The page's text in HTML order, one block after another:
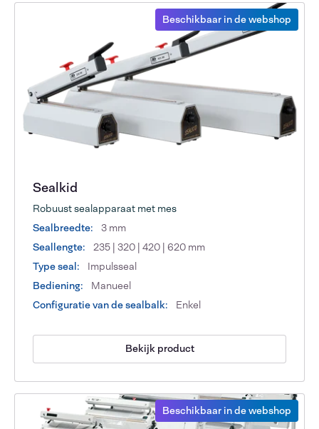
Beschikbaar in de webshop
Sealkid
Robuust sealapparaat met mes
Sealbreedte:
3 mm
Seallengte:
235 | 320 | 420 | 620 mm
Type seal:
Impulsseal
Bediening:
Manueel
Configuratie van de sealbalk:
Enkel
Bekijk product
Beschikbaar in de webshop